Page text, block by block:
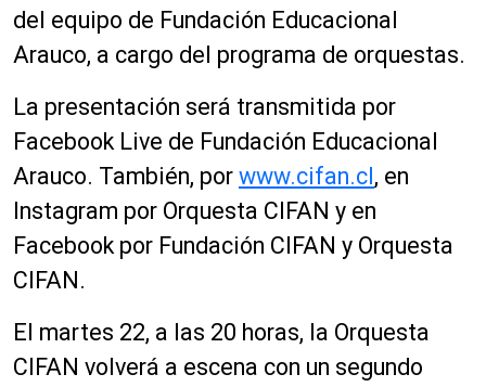
del equipo de Fundación Educacional
Arauco, a cargo del programa de orquestas.
La presentación será transmitida por
Facebook Live de Fundación Educacional
Arauco. También, por www.cifan.cl, en
Instagram por Orquesta CIFAN y en
Facebook por Fundación CIFAN y Orquesta
CIFAN.
El martes 22, a las 20 horas, la Orquesta
CIFAN volverá a escena con un segundo